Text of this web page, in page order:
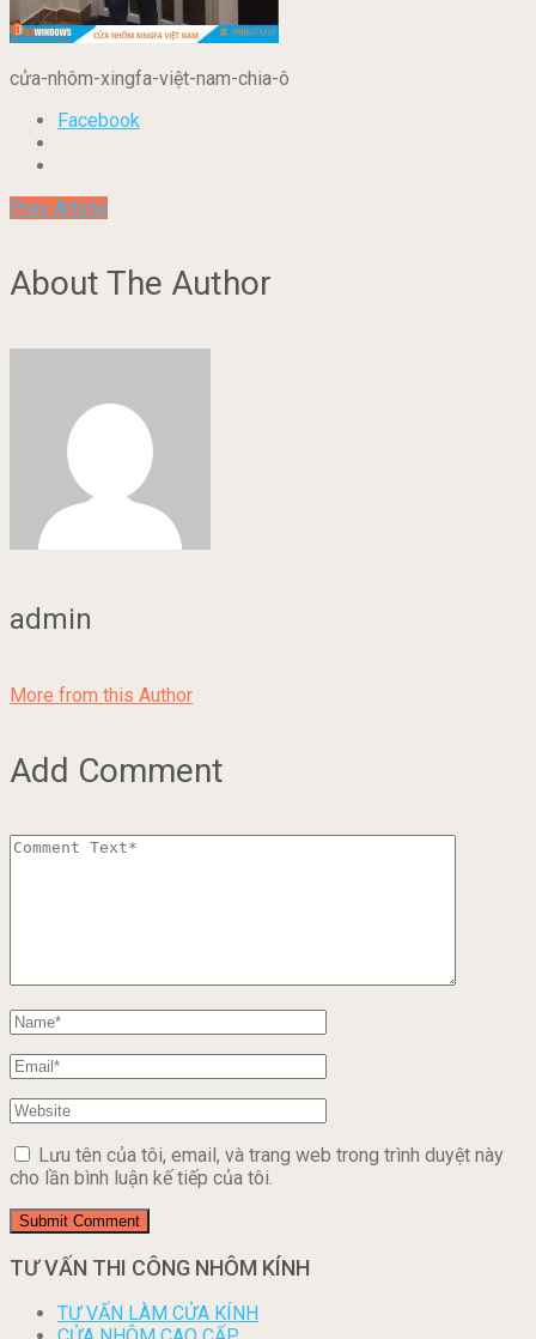
cửa-nhôm-xingfa-việt-nam-chia-ô
Facebook
Prev Article
About The Author
admin
More from this Author
Add Comment
Lưu tên của tôi, email, và trang web trong trình duyệt này
cho lần bình luận kế tiếp của tôi.
TƯ VẤN THI CÔNG NHÔM KÍNH
TƯ VẤN LÀM CỬA KÍNH